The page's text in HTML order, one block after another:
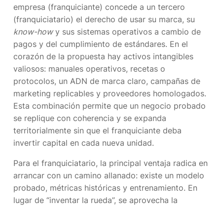
empresa (franquiciante) concede a un tercero
(franquiciatario) el derecho de usar su marca, su
know-howy sus sistemas operativos a cambio de
pagos y del cumplimiento de estándares. En el
corazón de la propuesta hay activos intangibles
valiosos: manuales operativos, recetas o
protocolos, un ADN de marca claro, campañas de
marketing replicables y proveedores homologados.
Esta combinación permite que un negocio probado
se replique con coherencia y se expanda
territorialmente sin que el franquiciante deba
invertir capital en cada nueva unidad.
Para el franquiciatario, la principal ventaja radica en
arrancar con un camino allanado: existe un modelo
probado, métricas históricas y entrenamiento. En
lugar de “inventar la rueda”, se aprovecha la